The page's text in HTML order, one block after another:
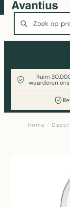
Ruim
waarderen
Home /